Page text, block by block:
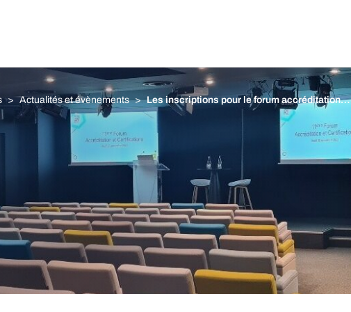
Actualités et évènements Les inscriptions pour le forum accréditation…